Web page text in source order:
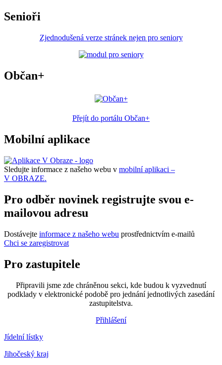
Senioři
Zjednodušená verze stránek nejen pro seniory
Občan+
Přejít do portálu Občan+
Mobilní aplikace
Sledujte informace z našeho webu v mobilní aplikaci –
V OBRAZE.
Pro odběr novinek registrujte svou e-
mailovou adresu
Dostávejte informace z našeho webu prostřednictvím e-mailů
Chci se zaregistrovat
Pro zastupitele
Připravili jsme zde chráněnou sekci, kde budou k vyzvednutí
podklady v elektronické podobě pro jednání jednotlivých zasedání
zastupitelstva.
Přihlášení
Jídelní lístky
Jihočeský kraj